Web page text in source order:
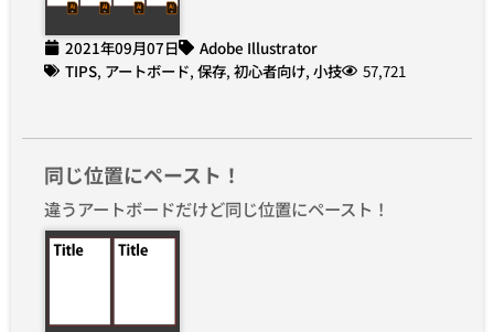
2021年09月07日
Adobe Illustrator
TIPS, アートボード, 保存, 初心者向け, 小技 57,721
同じ位置にペースト！
違うアートボードだけど同じ位置にペースト！